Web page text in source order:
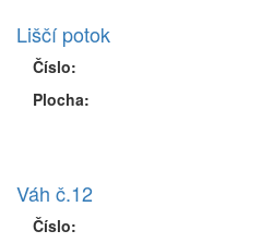
Liščí potok
Číslo:
Plocha:
Váh č.12
Číslo: